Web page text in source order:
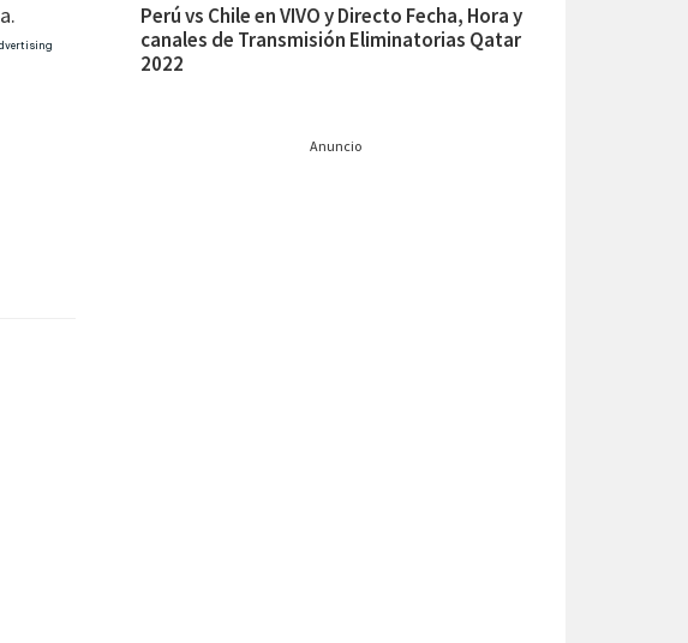
Perú vs Chile en VIVO y Directo Fecha, Hora y
canales de Transmisión Eliminatorias Qatar
2022
Anuncio